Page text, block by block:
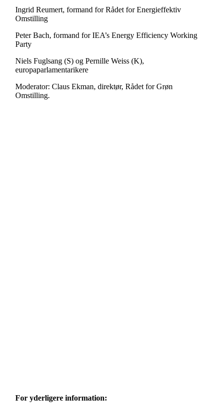
Ingrid Reumert, formand for Rådet for Energieffektiv
Omstilling
Peter Bach, formand for IEA’s Energy Efficiency Working
Party
Niels Fuglsang (S) og Pernille Weiss (K),
europaparlamentarikere
Moderator: Claus Ekman, direktør, Rådet for Grøn
Omstilling.
For yderligere information: